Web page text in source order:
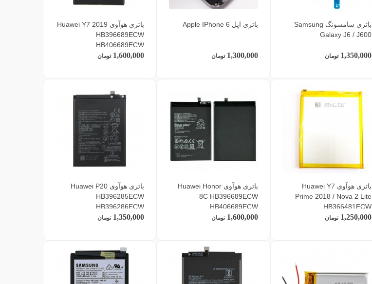
باتری سامسونگ Samsung
Galaxy J6 / J600
1,350,000 تومان
باتری اپل Apple IPhone 6
1,300,000 تومان
باتری هوآوی Huawei Y7 2019
HB396689ECW
HB406689ECW
1,600,000 تومان
باتری هوآوی Huawei Y7
Prime 2018 / Nova 2 Lite
HB366481ECW
1,250,000 تومان
باتری هوآوی Huawei Honor
8C HB396689ECW
HB406689ECW
1,600,000 تومان
باتری هوآوی Huawei P20
HB396285ECW
HB396286ECW
1,350,000 تومان